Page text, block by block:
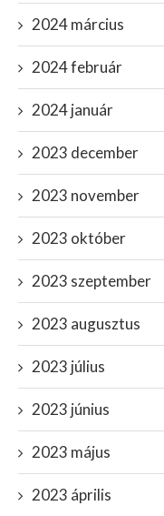
2024 március
2024 február
2024 január
2023 december
2023 november
2023 október
2023 szeptember
2023 augusztus
2023 július
2023 június
2023 május
2023 április